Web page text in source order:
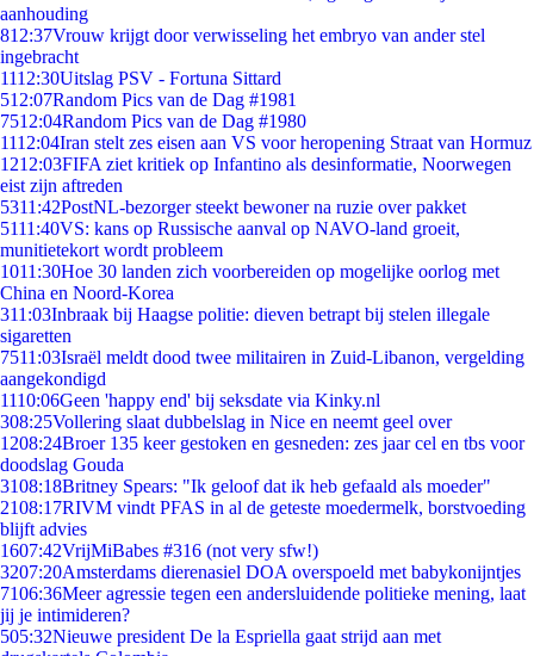
aanhouding
812:37Vrouw krijgt door verwisseling het embryo van ander stel
ingebracht
1112:30Uitslag PSV - Fortuna Sittard
512:07Random Pics van de Dag #1981
7512:04Random Pics van de Dag #1980
1112:04Iran stelt zes eisen aan VS voor heropening Straat van Hormuz
1212:03FIFA ziet kritiek op Infantino als desinformatie, Noorwegen
eist zijn aftreden
5311:42PostNL-bezorger steekt bewoner na ruzie over pakket
5111:40VS: kans op Russische aanval op NAVO-land groeit,
munitietekort wordt probleem
1011:30Hoe 30 landen zich voorbereiden op mogelijke oorlog met
China en Noord-Korea
311:03Inbraak bij Haagse politie: dieven betrapt bij stelen illegale
sigaretten
7511:03Israël meldt dood twee militairen in Zuid-Libanon, vergelding
aangekondigd
1110:06Geen 'happy end' bij seksdate via Kinky.nl
308:25Vollering slaat dubbelslag in Nice en neemt geel over
1208:24Broer 135 keer gestoken en gesneden: zes jaar cel en tbs voor
doodslag Gouda
3108:18Britney Spears: "Ik geloof dat ik heb gefaald als moeder"
2108:17RIVM vindt PFAS in al de geteste moedermelk, borstvoeding
blijft advies
1607:42VrijMiBabes #316 (not very sfw!)
3207:20Amsterdams dierenasiel DOA overspoeld met babykonijntjes
7106:36Meer agressie tegen een andersluidende politieke mening, laat
jij je intimideren?
505:32Nieuwe president De la Espriella gaat strijd aan met